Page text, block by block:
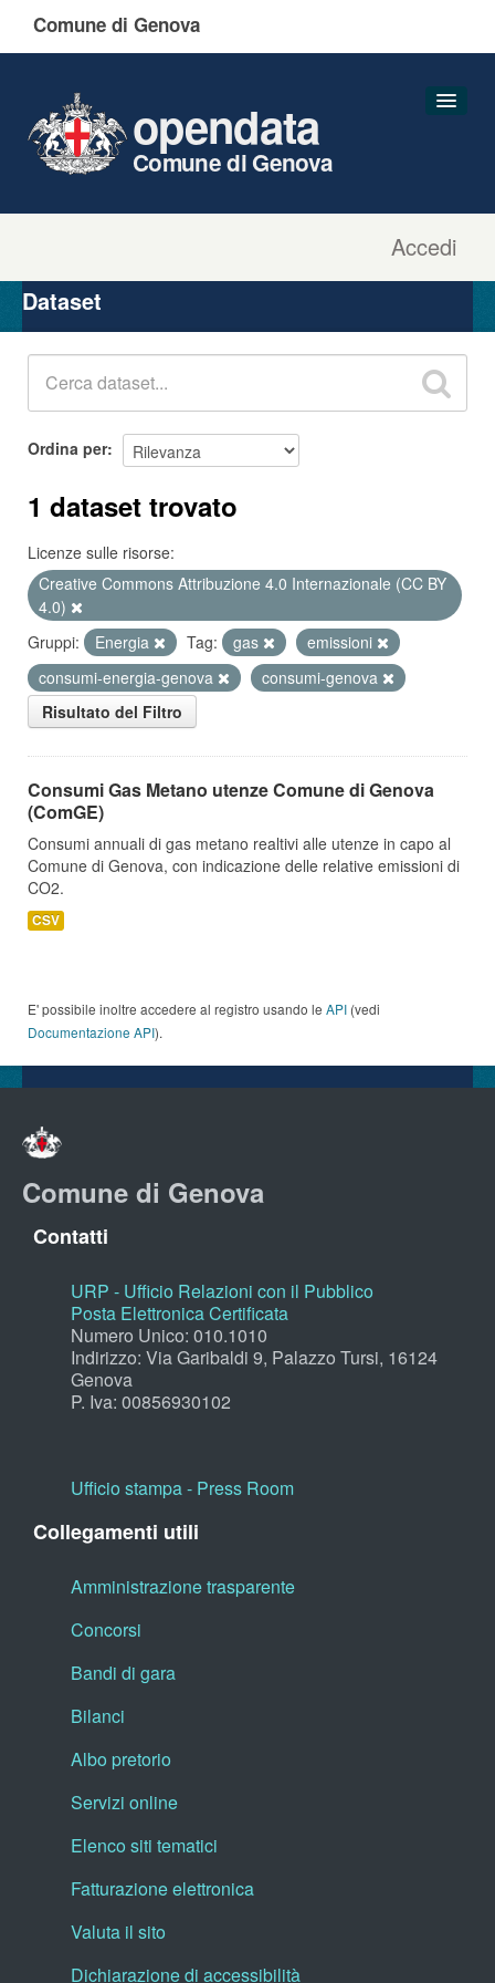
Comune di Genova
Accedi
opendata
Comune di Genova
Organizzazioni
Gruppi
Dataset
Ordina per
1 dataset trovato
Licenze sulle risorse:
Creative Commons Attribuzione 4.0 Internazionale (CC BY
4.0)
Gruppi:
Energia Tag: gas
emissioni
consumi-energia-genova
consumi-genova
Risultato del Filtro
Consumi Gas Metano utenze Comune di Genova
(ComGE)
Consumi annuali di gas metano realtivi alle utenze in capo al
Comune di Genova, con indicazione delle relative emissioni di
CO2.
CSV
E' possibile inoltre accedere al registro usando le API (vedi
Documentazione API).
Comune di Genova
Contatti
URP - Ufficio Relazioni con il Pubblico
Posta Elettronica Certificata
Numero Unico: 010.1010
Indirizzo: Via Garibaldi 9, Palazzo Tursi, 16124
Genova
P. Iva: 00856930102
Ufficio stampa - Press Room
Collegamenti utili
Amministrazione trasparente
Concorsi
Bandi di gara
Bilanci
Albo pretorio
Servizi online
Elenco siti tematici
Fatturazione elettronica
Valuta il sito
Dichiarazione di accessibilità